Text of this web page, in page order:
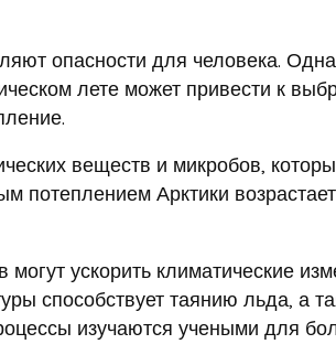
опасности для человека.
лете может привести к
веществ и микробов,
потеплением Арктики
ускорить климатические
способствует таянию льда, а
изучаются учеными для